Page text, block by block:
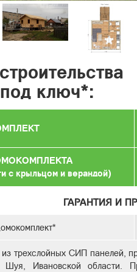
ключ*:
с крыльцом и верандой)
ГАРАНТИЯ И
из трехслойных СИП
Ивановской области.